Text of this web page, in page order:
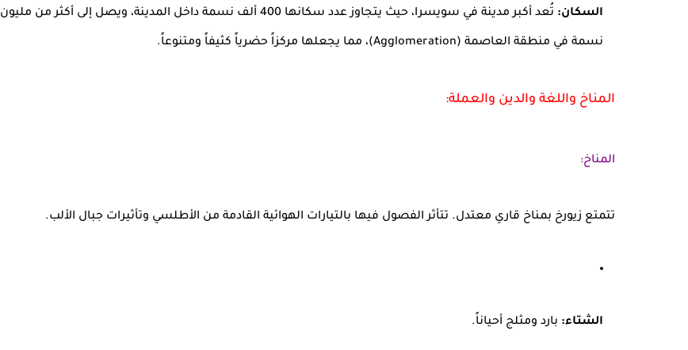
السكان: تُعد أكبر مدينة في سويسرا، حيث يتجاوز عدد سكانها 400 ألف نسمة داخل المدينة، ويصل إلى أكثر من مليون
نسمة في منطقة العاصمة (Agglomeration)، مما يجعلها مركزاً حضرياً كثيفاً ومتنوعاً.
المناخ واللغة والدين والعملة:
المناخ:
تتمتع زيورخ بمناخ قاري معتدل. تتأثر الفصول فيها بالتيارات الهوائية القادمة من الأطلسي وتأثيرات جبال الألب.
الشتاء: بارد ومثلج أحياناً.